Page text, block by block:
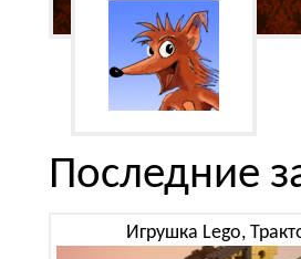
Последние
Игрушка Lego,